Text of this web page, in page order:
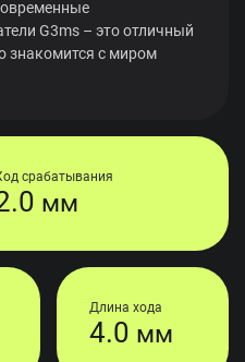
G3ms – это отличный
знакомится с миром
срабатывания
мм
Длина хода
4.0 мм